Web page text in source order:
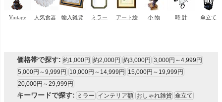
価格帯で探す: 約1,000円 約2,000円 約3,000円 3,000円～4,999円
5,000円～9,999円
10,000円～14,999円
15,000円～19,999円
20,000円～29,999円
キーワードで探す: ミラー インテリア額 おしゃれ雑貨 傘立て